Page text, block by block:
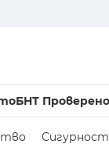
БНТ Проверено